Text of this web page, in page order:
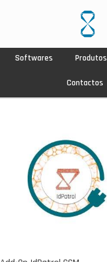
Softwares Produtos
Contactos